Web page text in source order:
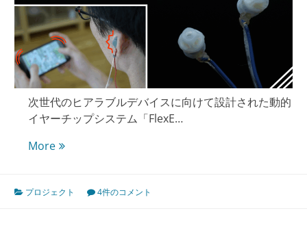
次世代のヒアラブルデバイスに向けて設計された動的
イヤーチップシステム「FlexE…
MoreFlexEar-
形
プロジェクト 4件のコメント